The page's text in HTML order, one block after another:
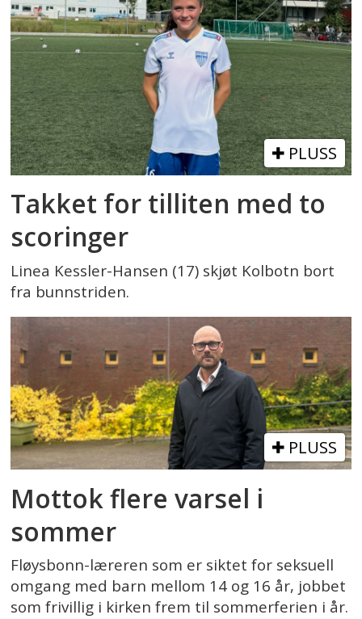
PLUSS
Takket for tilliten med to
scoringer
Linea Kessler-Hansen (17) skjøt Kolbotn bort
fra bunnstriden.
PLUSS
Mottok flere varsel i
sommer
Fløysbonn-læreren som er siktet for seksuell
omgang med barn mellom 14 og 16 år, jobbet
som frivillig i kirken frem til sommerferien i år.